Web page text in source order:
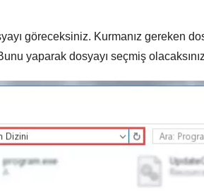
göreceksiniz. Kurmanız gereken
yaparak dosyayı seçmiş